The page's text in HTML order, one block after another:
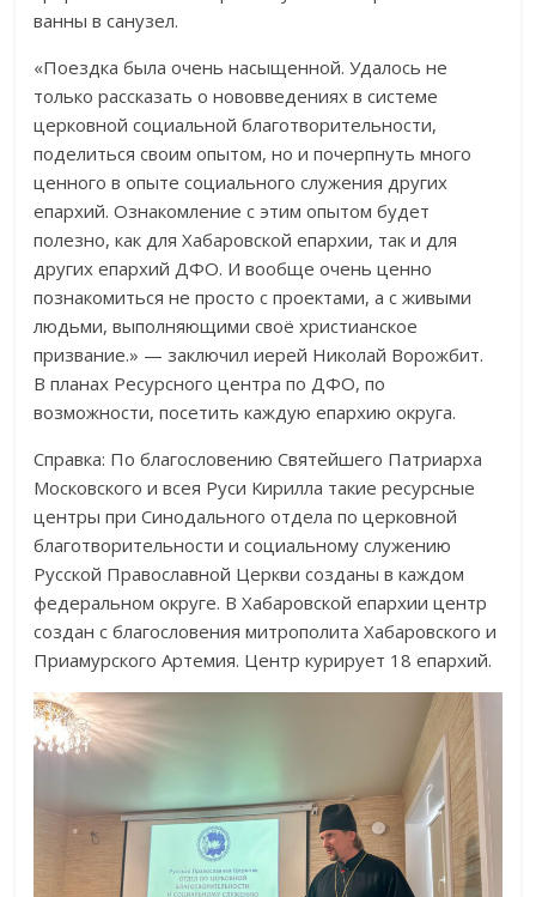
ванны в санузел.
«Поездка была очень насыщенной. Удалось не
только рассказать о нововведениях в системе
церковной социальной благотворительности,
поделиться своим опытом, но и почерпнуть много
ценного в опыте социального служения других
епархий. Ознакомление с этим опытом будет
полезно, как для Хабаровской епархии, так и для
других епархий ДФО. И вообще очень ценно
познакомиться не просто с проектами, а с живыми
людьми, выполняющими своё христианское
призвание.» — заключил иерей Николай Ворожбит.
В планах Ресурсного центра по ДФО, по
возможности, посетить каждую епархию округа.
Справка: По благословению Святейшего Патриарха
Московского и всея Руси Кирилла такие ресурсные
центры при Синодального отдела по церковной
благотворительности и социальному служению
Русской Православной Церкви созданы в каждом
федеральном округе. В Хабаровской епархии центр
создан с благословения митрополита Хабаровского и
Приамурского Артемия. Центр курирует 18 епархий.